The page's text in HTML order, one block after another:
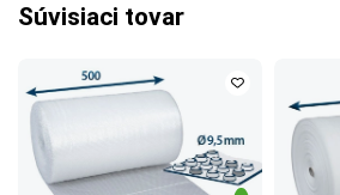
Súvisiaci tovar